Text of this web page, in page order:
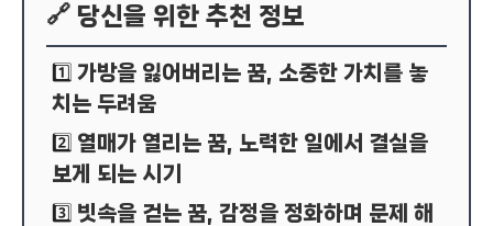
🔗 당신을 위한 추천 정보
1️⃣ 가방을 잃어버리는 꿈, 소중한 가치를 놓
치는 두려움
2️⃣ 열매가 열리는 꿈, 노력한 일에서 결실을
보게 되는 시기
3️⃣ 빗속을 걷는 꿈, 감정을 정화하며 문제 해